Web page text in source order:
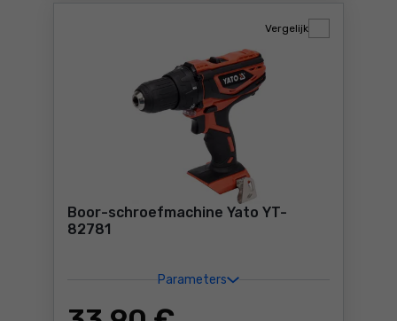
Boor-schroefmachine Yato YT-
82781
Parameters
Vergelijk